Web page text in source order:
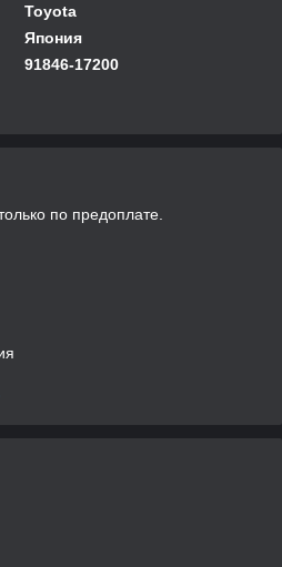
Toyota
Япония
91846-17200
по предоплате.